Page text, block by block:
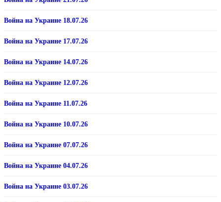
Война на Украине 18.07.26
Война на Украине 17.07.26
Война на Украине 14.07.26
Война на Украине 12.07.26
Война на Украине 11.07.26
Война на Украине 10.07.26
Война на Украине 07.07.26
Война на Украине 04.07.26
Война на Украине 03.07.26